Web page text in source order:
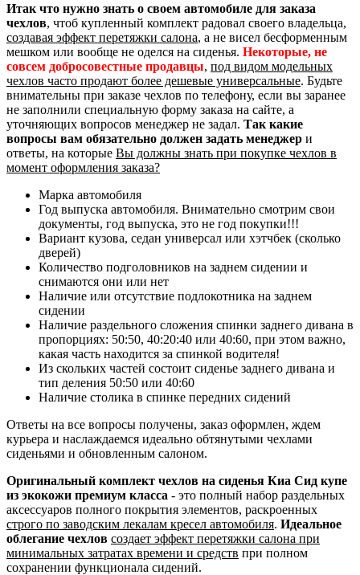
Итак что нужно знать о своем автомобиле для заказа
чехлов, чтоб купленный комплект радовал своего владельца,
создавая эффект перетяжки салона, а не висел бесформенным
мешком или вообще не оделся на сиденья. Некоторые, не
совсем добросовестные продавцы, под видом модельных
чехлов часто продают более дешевые универсальные. Будьте
внимательны при заказе чехлов по телефону, если вы заранее
не заполнили специальную форму заказа на сайте, а
уточняющих вопросов менеджер не задал. Так какие
вопросы вам обязательно должен задать менеджер и
ответы, на которые Вы должны знать при покупке чехлов в
момент оформления заказа?
Марка автомобиля
Год выпуска автомобиля. Внимательно смотрим свои
документы, год выпуска, это не год покупки!!!
Вариант кузова, седан универсал или хэтчбек (сколько
дверей)
Количество подголовников на заднем сидении и
снимаются они или нет
Наличие или отсутствие подлокотника на заднем
сидении
Наличие раздельного сложения спинки заднего дивана в
пропорциях: 50:50, 40:20:40 или 40:60, при этом важно,
какая часть находится за спинкой водителя!
Из скольких частей состоит сиденье заднего дивана и
тип деления 50:50 или 40:60
Наличие столика в спинке передних сидений
Ответы на все вопросы получены, заказ оформлен, ждем
курьера и наслаждаемся идеально обтянутыми чехлами
сиденьями и обновленным салоном.
Оригинальный комплект чехлов на сиденья Киа Сид купе
из экокожи премиум класса - это полный набор раздельных
аксессуаров полного покрытия элементов, раскроенных
строго по заводским лекалам кресел автомобиля. Идеальное
облегание чехлов создает эффект перетяжки салона при
минимальных затратах времени и средств при полном
сохранении функционала сидений.